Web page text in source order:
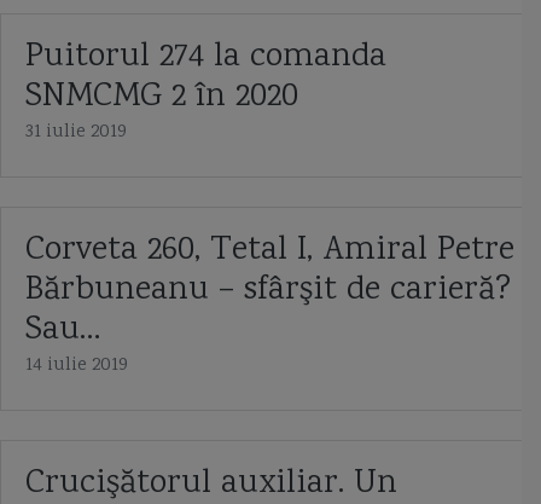
Puitorul 274 la comanda
SNMCMG 2 în 2020
31 iulie 2019
Corveta 260, Tetal I, Amiral Petre
Bărbuneanu – sfârşit de carieră?
Sau…
14 iulie 2019
Crucişătorul auxiliar. Un